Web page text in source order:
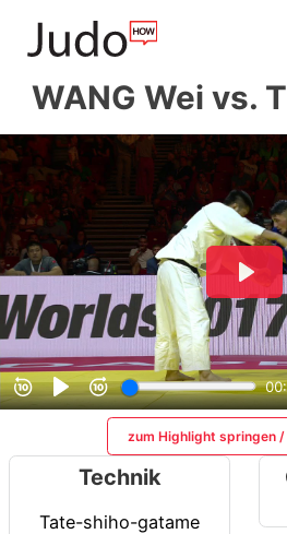
WANG Wei vs.
zum Highlight springen
Technik
Tate-shiho-gatame